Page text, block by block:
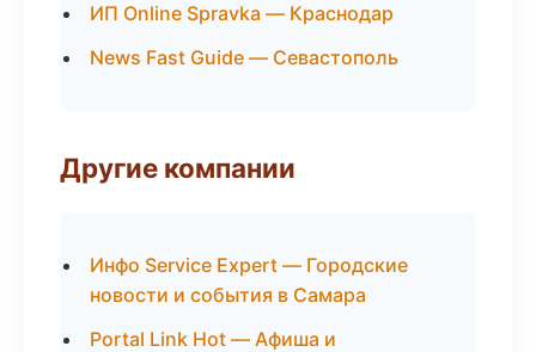
ИП Online Spravka — Краснодар
News Fast Guide — Севастополь
Другие компании
Инфо Service Expert — Городские
новости и события в Самара
Portal Link Hot — Афиша и